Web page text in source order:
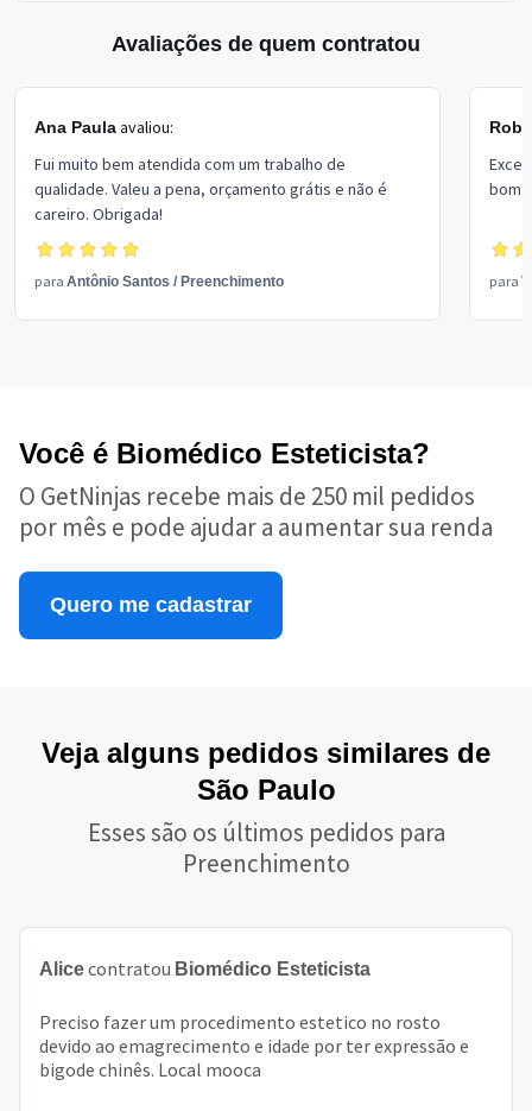
Avaliações de quem contratou
Ana Paulaavaliou:
Fui muito bem atendida com um trabalho de
qualidade. Valeu a pena, orçamento grátis e não é
careiro. Obrigada!
para Antônio Santos / Preenchimento
bom
para
Você é Biomédico Esteticista?
O GetNinjas recebe mais de 250 mil pedidos
por mês e pode ajudar a aumentar sua renda
Quero me cadastrar
Veja alguns pedidos similares de
São Paulo
Esses são os últimos pedidos para
Preenchimento
Alicecontratou Biomédico Esteticista
Preciso fazer um procedimento estetico no rosto
devido ao emagrecimento e idade por ter expressão e
bigode chinês. Local mooca